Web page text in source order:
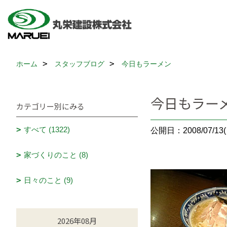
ホーム スタッフブログ 今日もラーメン
今日もラー
公開日：2008/07/
カテゴリー別にみる
すべて (1322)
家づくりのこと (8)
日々のこと (9)
2026年08月